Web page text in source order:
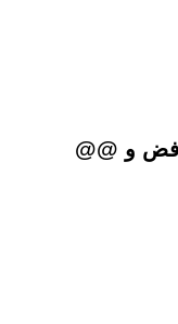
@@ تفخيذ الرضيعة...بين الشيعة الروافض و